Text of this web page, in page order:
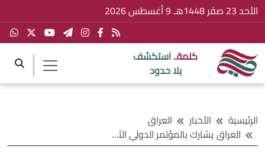
الأحد 23 صفَر 1448هـ 9 أغسطس 2026
كلمة..استكشف
بلا حدود
الرئيسية الأخبار
العراق
العراق يشارك بالمؤتمر الدولي الثاني لمكافحة التهريب في بلجيكا